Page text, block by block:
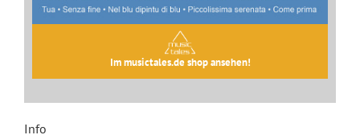
Im musictales.de shop ansehen!
Info